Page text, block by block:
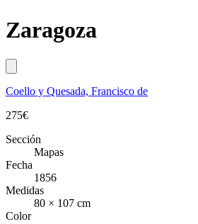
Zaragoza
Coello y Quesada, Francisco de
275€
Sección
Mapas
Fecha
1856
Medidas
80 × 107 cm
Color